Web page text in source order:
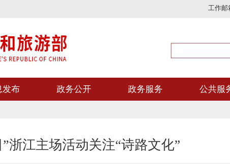
工作邮
发布 政务公开 政务服务 公共服
浙江主场活动关注“诗路文化”